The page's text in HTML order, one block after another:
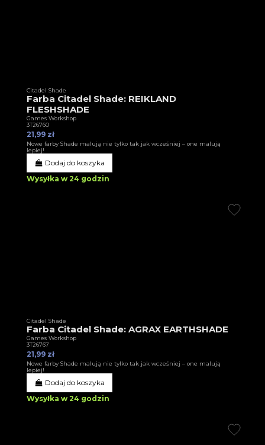
Citadel Shade
Farba Citadel Shade: REIKLAND
FLESHSHADE
Games Workshop
3T26760
21,99 zł
Nowe farby Shade malują nie tylko tak jak wcześniej – one malują
lepiej!
Dodaj do koszyka
Wysyłka w 24 godzin
Citadel Shade
Farba Citadel Shade: AGRAX EARTHSHADE
Games Workshop
3T26767
21,99 zł
Nowe farby Shade malują nie tylko tak jak wcześniej – one malują
lepiej!
Dodaj do koszyka
Wysyłka w 24 godzin